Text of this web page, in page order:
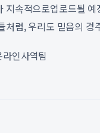
지속적으로업로드될
처럼, 우리도 믿음의
인사역팀